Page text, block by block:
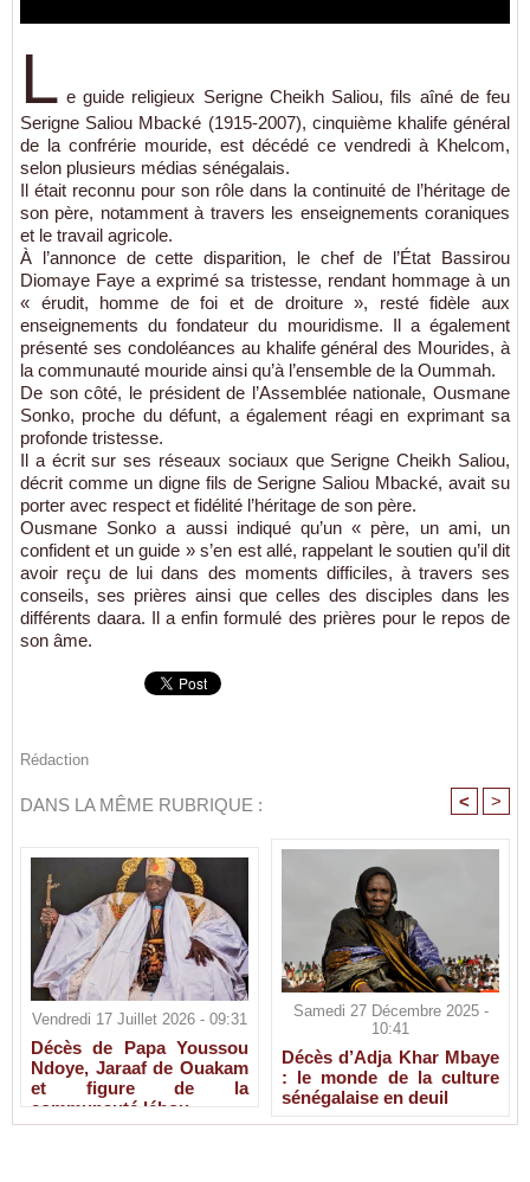
L e guide religieux Serigne Cheikh Saliou, fils aîné de feu
Serigne Saliou Mbacké (1915-2007), cinquième khalife général
de la confrérie mouride, est décédé ce vendredi à Khelcom,
selon plusieurs médias sénégalais.
Il était reconnu pour son rôle dans la continuité de l’héritage de
son père, notamment à travers les enseignements coraniques
et le travail agricole.
À l’annonce de cette disparition, le chef de l’État Bassirou
Diomaye Faye a exprimé sa tristesse, rendant hommage à un
« érudit, homme de foi et de droiture », resté fidèle aux
enseignements du fondateur du mouridisme. Il a également
présenté ses condoléances au khalife général des Mourides, à
la communauté mouride ainsi qu’à l’ensemble de la Oummah.
De son côté, le président de l’Assemblée nationale, Ousmane
Sonko, proche du défunt, a également réagi en exprimant sa
profonde tristesse.
Il a écrit sur ses réseaux sociaux que Serigne Cheikh Saliou,
décrit comme un digne fils de Serigne Saliou Mbacké, avait su
porter avec respect et fidélité l’héritage de son père.
Ousmane Sonko a aussi indiqué qu’un « père, un ami, un
confident et un guide » s’en est allé, rappelant le soutien qu’il dit
avoir reçu de lui dans des moments difficiles, à travers ses
conseils, ses prières ainsi que celles des disciples dans les
différents daara. Il a enfin formulé des prières pour le repos de
son âme.
Rédaction
DANS LA MÊME RUBRIQUE : < >
Vendredi 17 Juillet 2026 - 09:31
Décès de Papa Youssou
Ndoye, Jaraaf de Ouakam
et figure de la
communauté lébou
Samedi 27 Décembre 2025 -
10:41
Décès d’Adja Khar Mbaye
: le monde de la culture
sénégalaise en deuil